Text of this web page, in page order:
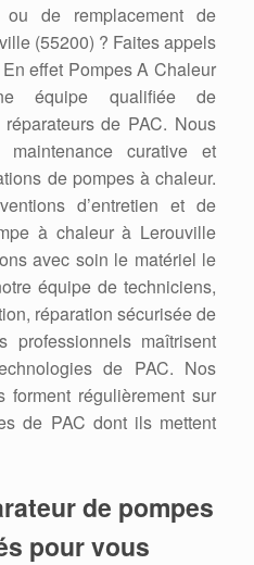
ou de remplacement de
(55200) ? Faites appels
effet Pompes A Chaleur
équipe qualifiée de
de PAC. Nous
curative et
de pompes à chaleur.
d’entretien et de
à chaleur à Lerouville
avec soin le matériel le
équipe de techniciens,
réparation sécurisée de
maîtrisent
de PAC. Nos
forment régulièrement sur
de PAC dont ils mettent
de pompes
pour vous